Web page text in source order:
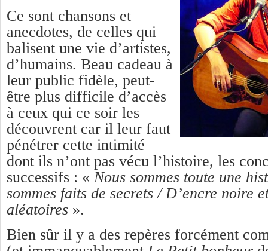
Ce sont chansons et
anecdotes, de celles qui
balisent une vie d’artistes,
d’humains. Beau cadeau à
leur public fidèle, peut-
être plus difficile d’accès
à ceux qui ce soir les
découvrent car il leur faut
pénétrer cette intimité
dont ils n’ont pas vécu l’histoire, les
successifs : « Nous sommes toute une
sommes faits de secrets / D’encre noire
aléatoires ».
Bien sûr il y a des repères forcément